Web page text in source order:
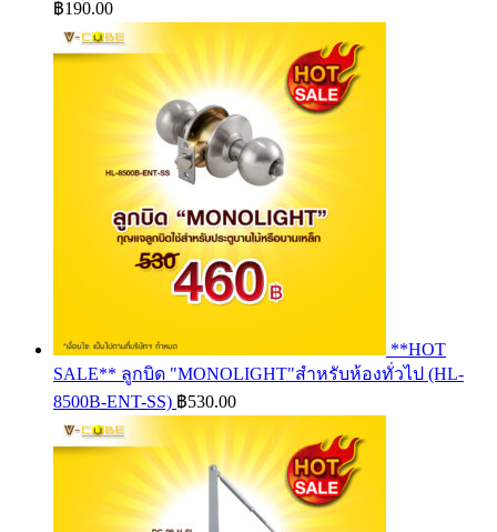
฿190.00
**HOT
SALE** ลูกบิด "MONOLIGHT"สำหรับห้องทั่วไป (HL-
8500B-ENT-SS) ฿530.00